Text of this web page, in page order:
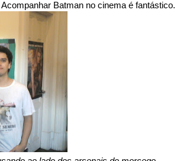
Batman no cinema é fantástico.